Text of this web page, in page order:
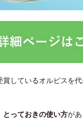
しているオルビスを
とっておきの使い方が